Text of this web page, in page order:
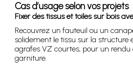
Cas d’usage selon vos projets
Fixer des tissus et toiles sur bois
Recouvrez un fauteuil ou un
solidement le tissu sur la structure
agrafes VZ courtes, pour un rendu
garniture.